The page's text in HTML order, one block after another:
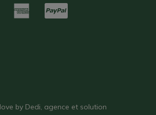
by Dedi, agence et solution